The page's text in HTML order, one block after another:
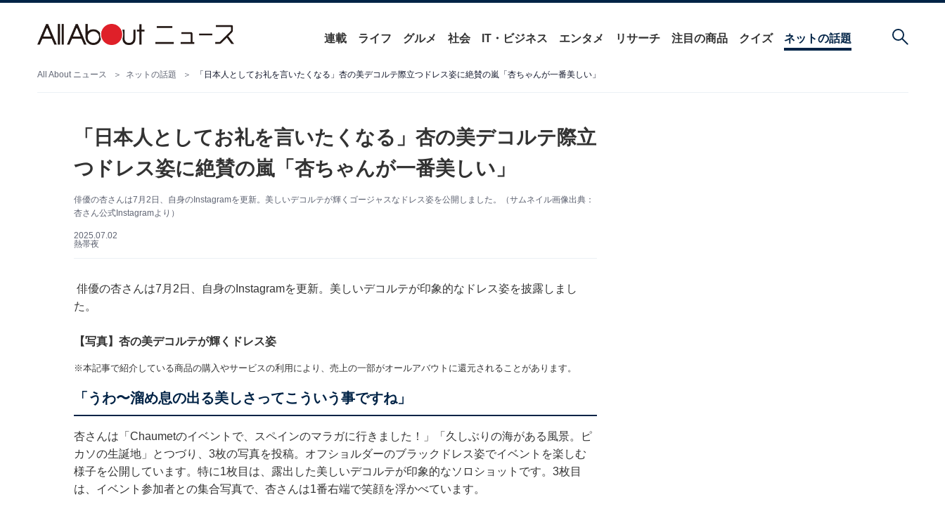
連載 ライフ グルメ 社会 IT・ビジネス エンタメ リサーチ 注目の商品 クイズ ネットの話題
All About ニュース ネットの話題 「日本人としてお礼を言いたくなる」杏の美デコルテ際立つドレス姿に絶賛の嵐「杏ちゃんが一番美しい」
「日本人としてお礼を言いたくなる」杏の美デコルテ際立
つドレス姿に絶賛の嵐「杏ちゃんが一番美しい」
俳優の杏さんは7月2日、自身のInstagramを更新。美しいデコルテが輝くゴージャスなドレス姿を公開しました。（サムネイル画像出典：
杏さん公式Instagramより）
2025.07.02
熱帯夜
俳優の杏さんは7月2日、自身のInstagramを更新。美しいデコルテが印象的なドレス姿を披露しまし
た。
【写真】杏の美デコルテが輝くドレス姿
※本記事で紹介している商品の購入やサービスの利用により、売上の一部がオールアバウトに還元されることがあります。
「うわ〜溜め息の出る美しさってこういう事ですね」
杏さんは「Chaumetのイベントで、スペインのマラガに行きました！」「久しぶりの海がある風景。ピ
カソの生誕地」とつづり、3枚の写真を投稿。オフショルダーのブラックドレス姿でイベントを楽しむ
様子を公開しています。特に1枚目は、露出した美しいデコルテが印象的なソロショットです。3枚目
は、イベント参加者との集合写真で、杏さんは1番右端で笑顔を浮かべています。